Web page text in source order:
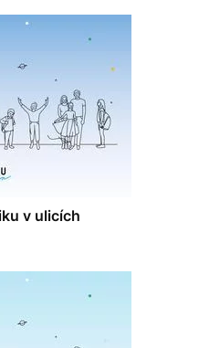
v ulicích